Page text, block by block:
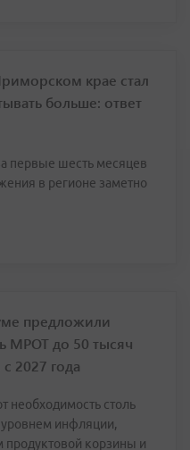
крае стал
больше: ответ
первые шесть месяцев
в регионе заметно
предложили
МРОТ до 50 тысяч
2027 года
необходимость столь
инфляции,
корзины и